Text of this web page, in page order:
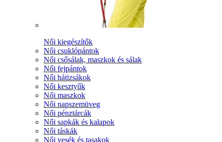
Női kiegészítők
Női csuklópántok
Női csősálak, maszkok és sálak
Női fejpántok
Női hátizsákok
Női kesztyűk
Női maszkok
Női napszemüveg
Női pénztárcák
Női sapkák és kalapok
Női táskák
Női vesék és tasakok